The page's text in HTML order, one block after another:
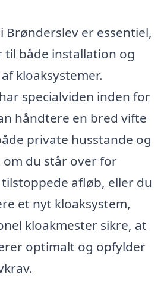
Brønderslev er essentiel,
til både installation og
kloaksystemer.
specialviden inden for
håndtere en bred vifte
private husstande og
om du står over for
afløb, eller du
et nyt kloaksystem,
kloakmester sikre, at
optimalt og opfylder